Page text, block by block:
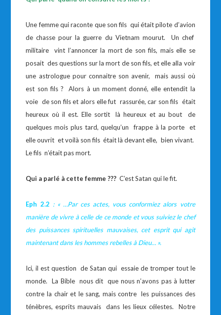
Une femme qui raconte que son fils qui était pilote d’avion
de chasse pour la guerre du Vietnam mourut. Un chef
militaire vint l’annoncer la mort de son fils, mais elle se
posait des questions sur la mort de son fils, et elle alla voir
une astrologue pour connaitre son avenir, mais aussi où
est son fils ? Alors à un moment donné, elle entendit la
voie de son fils et alors elle fut rassurée, car son fils était
heureux où il est. Elle sortit là heureux et au bout de
quelques mois plus tard, quelqu’un frappe à la porte et
elle ouvrit et voilà son fils était là devant elle, bien vivant.
Le fils n’était pas mort.
Qui a parlé à cette femme ??? C’est Satan qui le fit.
Eph 2.2 : « …Par ces actes, vous conformiez alors votre
manière de vivre à celle de ce monde et vous suiviez le chef
des puissances spirituelles mauvaises, cet esprit qui agit
maintenant dans les hommes rebelles à Dieu… ».
Ici, il est question de Satan qui essaie de tromper tout le
monde. La Bible nous dit que nous n’avons pas à lutter
contre la chair et le sang, mais contre les puissances des
ténèbres, esprits mauvais dans les lieux célestes. Notre